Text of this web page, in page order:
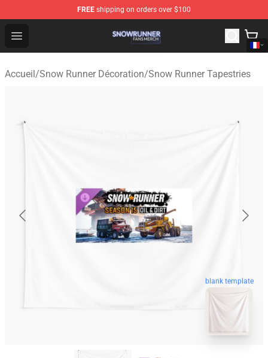
FREE shipping on orders over $100
Open menu
Snow Runner Shop - Official Snow Runner Merchandise
Accueil/Snow Runner Décoration/Snow Runner Tapestries
blank template